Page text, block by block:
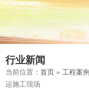
行业新闻
当前位置：首页 »工程案例
运施工现场